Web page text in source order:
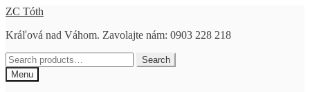
Preskočiť
navigáciu
Preskočiť
obsah
ZC Tóth
Kráľová nad Váhom. Zavolajte nám: 0903 228 218
Search
for:
Search
Menu